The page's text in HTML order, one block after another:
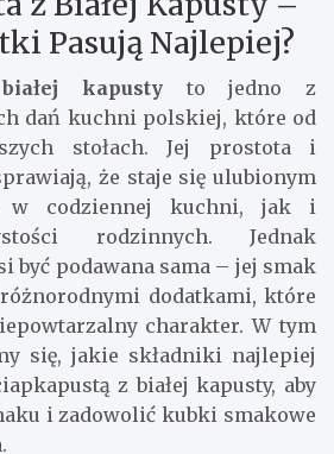
Pasują Najlepiej?
kapusty to jedno z
dań kuchni polskiej, które od
stołach. Jej prostota i
że staje się ulubionym
w codziennej kuchni, jak i
rodzinnych. Jednak
być podawana sama – jej smak
dodatkami, które
charakter. W tym
się, jakie składniki najlepiej
z białej kapusty, aby
i zadowolić kubki smakowe